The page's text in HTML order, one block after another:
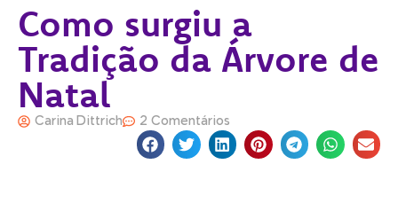
Como surgiu a
Tradição da Árvore de
Natal
Carina Dittrich 2 Comentários